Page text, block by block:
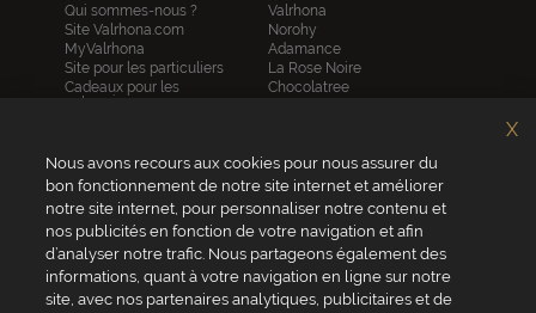
Qui sommes-nous ?
Site Valrhona.com
MyValrhona
Site pour les particuliers
Cadeaux pour les
entreprises
Contactez-nous
Valrhona
Norohy
Adamance
La Rose Noire
Chocolatree
Republica del cacao
Service client
04 75 07 51 51
Du lundi au jeudi : 8h - 18h
Le vendredi : 8h - 17h
Nous avons recours aux cookies pour nous assurer du
bon fonctionnement de notre site internet et améliorer
notre site internet, pour personnaliser notre contenu et
nos publicités en fonction de votre navigation et afin
d’analyser notre trafic. Nous partageons également des
informations, quant à votre navigation en ligne sur notre
site, avec nos partenaires analytiques, publicitaires et de
X